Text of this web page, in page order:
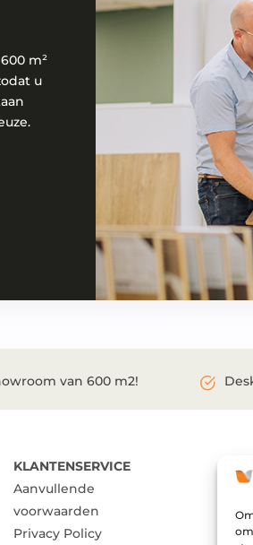
m²
u
van 600 m2!
KLANTENSERVICE
Aanvullende
voorwaarden
Privacy Policy